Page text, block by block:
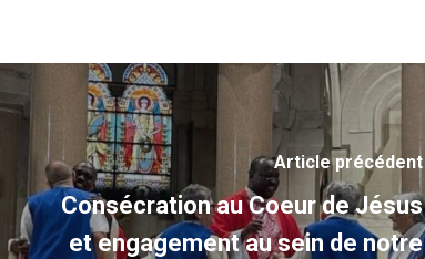
Article précédent
Consécration au Coeur de Jésus
et engagement au sein de notre